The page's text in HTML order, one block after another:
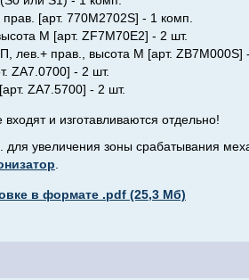
[арт. 770M2702S] - 1 комп.
M [арт. ZF7M70E2] - 2 шт.
лев.+ прав., высота M [арт. ZB7M000S]
ZA7.0700] - 2 шт.
ZA7.5700] - 2 шт.
и изготавливаются отдельно!
. для увеличения зоны срабатывания
в формате .pdf (25,3 Мб)